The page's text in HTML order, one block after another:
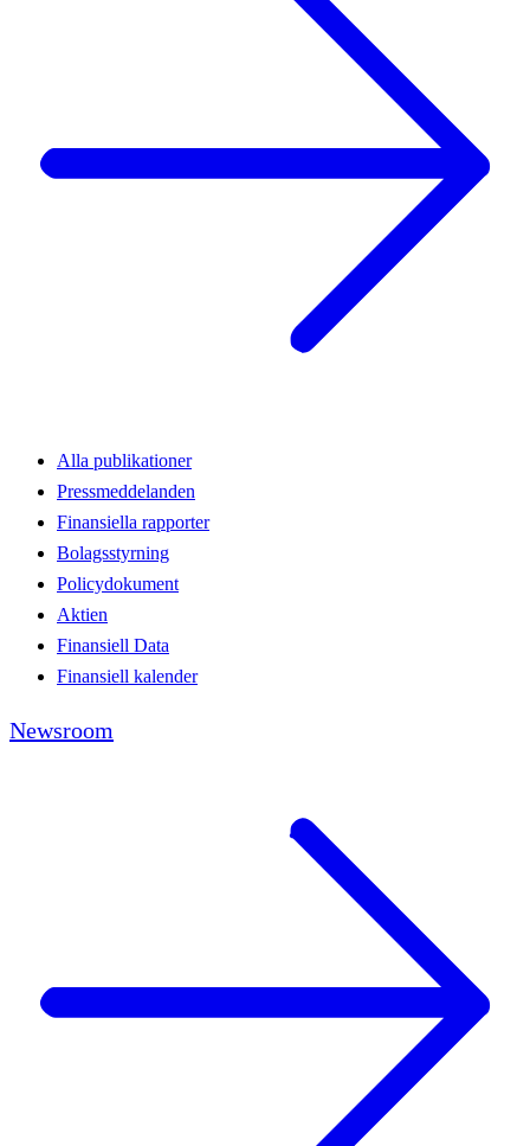
Alla publikationer
Pressmeddelanden
Finansiella rapporter
Bolagsstyrning
Policydokument
Aktien
Finansiell Data
Finansiell kalender
Newsroom